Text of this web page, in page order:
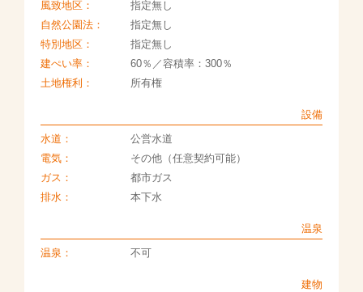
風致地区：
指定無し
自然公園法：
指定無し
特別地区：
指定無し
建ぺい率：
60％／容積率：300％
土地権利：
所有権
設備
水道：
公営水道
電気：
その他（任意契約可能）
ガス：
都市ガス
排水：
本下水
温泉
温泉：
不可
建物